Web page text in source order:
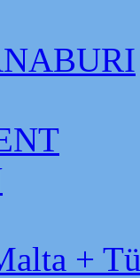
+